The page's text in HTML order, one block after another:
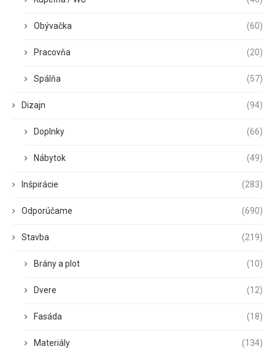
Obývačka (60)
Pracovňa (20)
Spálňa (57)
Dizajn (94)
Doplnky (66)
Nábytok (49)
Inšpirácie (283)
Odporúčame (690)
Stavba (219)
Brány a plot (10)
Dvere (12)
Fasáda (18)
Materiály (134)